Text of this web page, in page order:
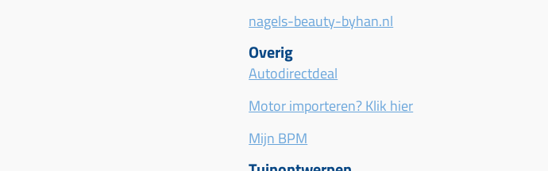
nagels-beauty-byhan.nl
Overig
Autodirectdeal
Motor importeren? Klik hier
Mijn BPM